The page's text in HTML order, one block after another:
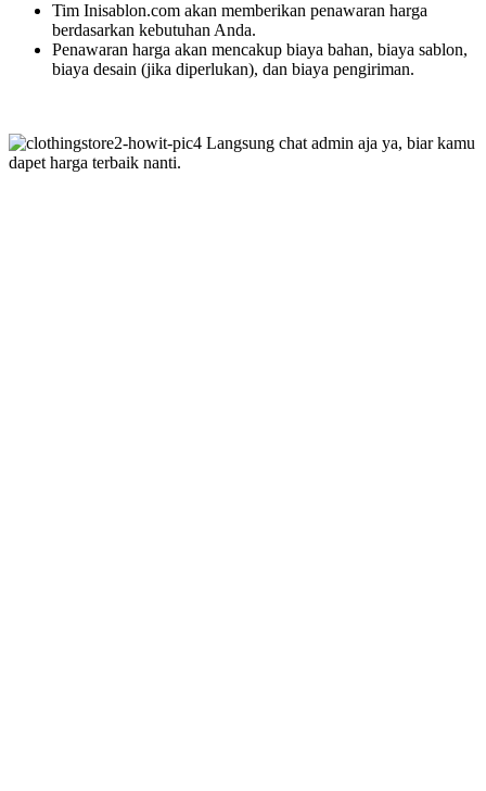
Tim Inisablon.com akan memberikan penawaran harga
berdasarkan kebutuhan Anda.
Penawaran harga akan mencakup biaya bahan, biaya sablon,
biaya desain (jika diperlukan), dan biaya pengiriman.
Langsung chat admin aja ya, biar kamu
dapet harga terbaik nanti.